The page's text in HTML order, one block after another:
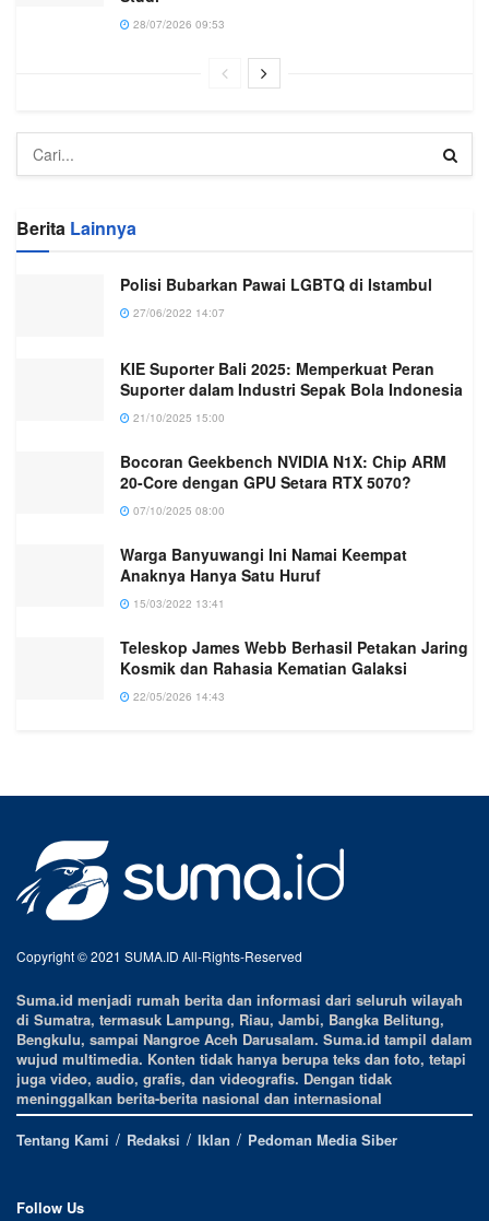
28/07/2026 09:53
Berita Lainnya
Polisi Bubarkan Pawai LGBTQ di Istambul
27/06/2022 14:07
KIE Suporter Bali 2025: Memperkuat Peran
Suporter dalam Industri Sepak Bola Indonesia
21/10/2025 15:00
Bocoran Geekbench NVIDIA N1X: Chip ARM
20-Core dengan GPU Setara RTX 5070?
07/10/2025 08:00
Warga Banyuwangi Ini Namai Keempat
Anaknya Hanya Satu Huruf
15/03/2022 13:41
Teleskop James Webb Berhasil Petakan Jaring
Kosmik dan Rahasia Kematian Galaksi
22/05/2026 14:43
Copyright © 2021 SUMA.ID All-Rights-Reserved
Suma.id menjadi rumah berita dan informasi dari seluruh wilayah
di Sumatra, termasuk Lampung, Riau, Jambi, Bangka Belitung,
Bengkulu, sampai Nangroe Aceh Darusalam. Suma.id tampil dalam
wujud multimedia. Konten tidak hanya berupa teks dan foto, tetapi
juga video, audio, grafis, dan videografis. Dengan tidak
meninggalkan berita-berita nasional dan internasional
Tentang Kami
Redaksi Iklan Pedoman Media Siber
Follow Us